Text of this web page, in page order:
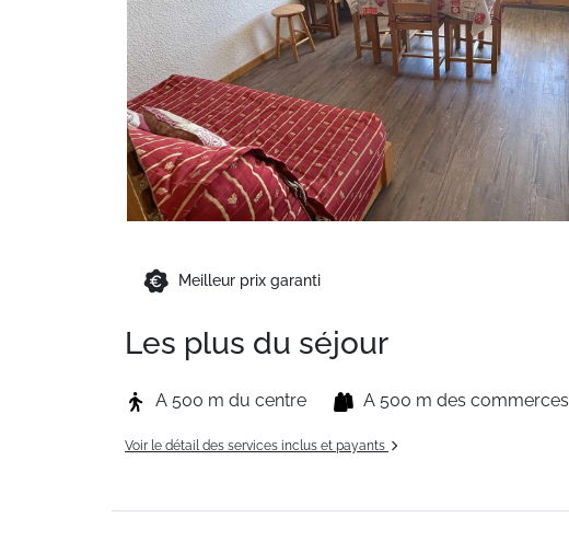
Meilleur prix garanti
Les plus du séjour
A 500 m du centre A 500 m des commerces
Voir le détail des services inclus et payants